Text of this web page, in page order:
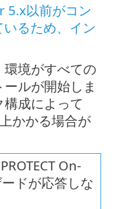
5.x以前がコン
るため、イン
境がすべての
ルが開始しま
成によって
かかる場合が
On-
ドが応答しな